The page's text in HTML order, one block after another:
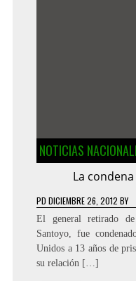
NOTICIAS
La
PD DICIEMBRE 26, 2012 BY
El general retirado
Santoyo, fue
Unidos a 13 años de
su relación […]